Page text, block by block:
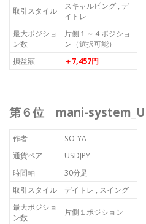
取引スタイル
スキャルピング , デ
イトレ
最大ポジショ
ン数
片側１～４ポジショ
ン（選択可能）
損益額
＋7,457円
第６位 mani-
作者
SO-YA
通貨ペア
USDJPY
時間軸
30分足
取引スタイル
デイトレ , スイング
最大ポジショ
ン数
片側１ポジション